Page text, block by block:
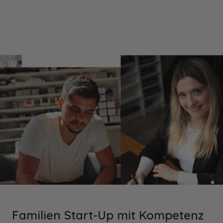
Familien Start-Up mit Kompetenz